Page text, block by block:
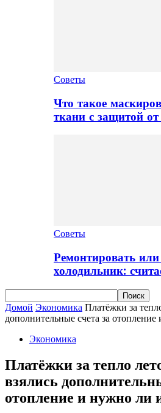
Советы
Что такое
ткани с защитой от
Советы
Ремонтировать
холодильник:
Домой Экономика Платёжки за
дополнительные счета за
Экономика
Платёжки за тепло
взялись
отопление и нужно ли